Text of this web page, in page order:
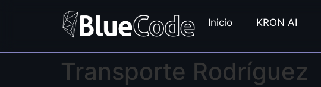
Inicio KRON AI
Transporte Rodríguez